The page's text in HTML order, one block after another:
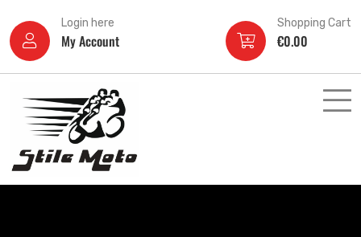
Login here
My Account
Shopping Cart
€0.00